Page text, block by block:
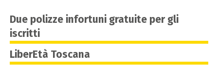
Due polizze infortuni gratuite per gli
iscritti
LiberEtà Toscana